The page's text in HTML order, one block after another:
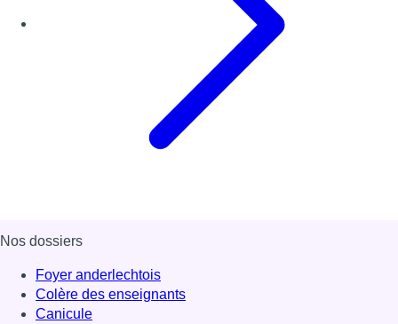
Nos dossiers
Foyer anderlechtois
Colère des enseignants
Canicule